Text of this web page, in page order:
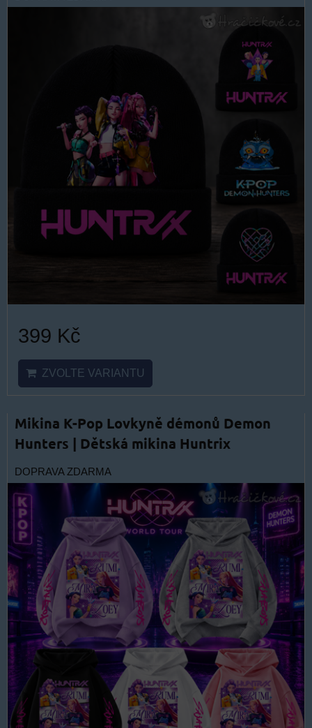
399 Kč
ZVOLTE VARIANTU
Mikina K-Pop Lovkyně démonů Demon
Hunters | Dětská mikina Huntrix
DOPRAVA ZDARMA